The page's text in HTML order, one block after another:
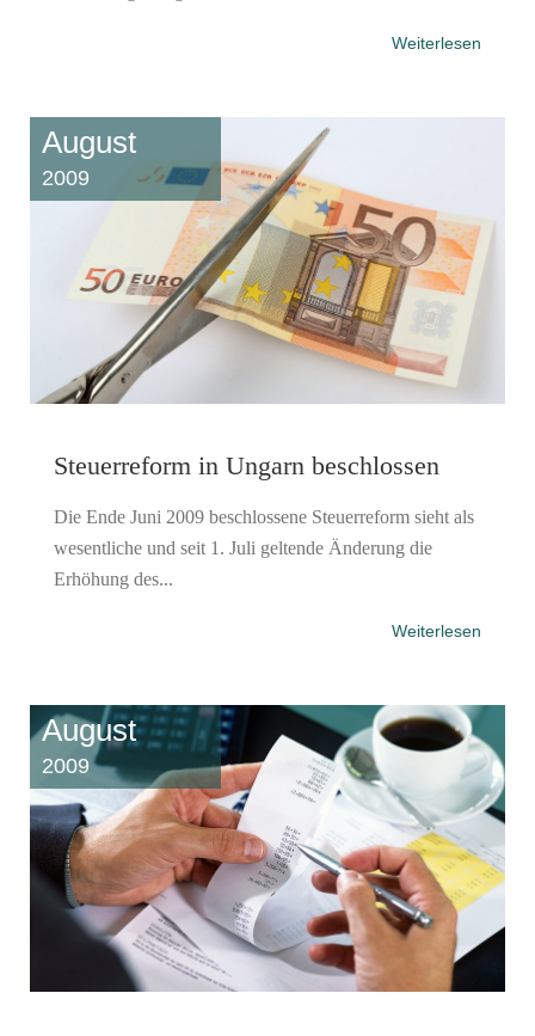
Weiterlesen
August
2009
Steuerreform in Ungarn beschlossen
Die Ende Juni 2009 beschlossene Steuerreform sieht als
wesentliche und seit 1. Juli geltende Änderung die
Erhöhung des...
Weiterlesen
August
2009